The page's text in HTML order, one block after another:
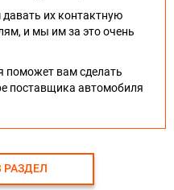
их контактную
и мы им за это очень
поможет вам сделать
поставщика автомобиля
РАЗДЕЛ